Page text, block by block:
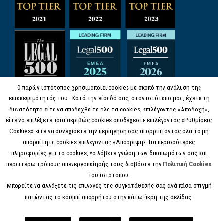
© COPYRIGHT 2017 KANELL.GR, ALL RIGHTS
Ο παρών ιστότοπος χρησιμοποιεί cookies με σκοπό την ανάλυση της
επισκεψιμότητάς του . Κατά την είσοδό σας, στον ιστότοπο μας, έχετε τη
δυνατότητα είτε να αποδεχθείτε όλα τα cookies, επιλέγοντας «Αποδοχή»,
είτε να επιλέξετε ποια ακριβώς cookies αποδέχεστε επιλέγοντας «Ρυθμίσεις
Cookies» είτε να συνεχίσετε την περιήγησή σας απορρίπτοντας όλα τα μη
απαραίτητα cookies επιλέγοντας «Απόρριψη». Για περισσότερες
πληροφορίες για τα cookies, να λάβετε γνώση των δικαιωμάτων σας και
περαιτέρω τρόπους απενεργοποίησής τους διαβάστε την Πολιτική Cookies
του ιστοτόπου.
Μπορείτε να αλλάξετε τις επιλογές της συγκατάθεσής σας ανά πάσα στιγμή
πατώντας το κουμπί απορρήτου στην κάτω άκρη της σελίδας.